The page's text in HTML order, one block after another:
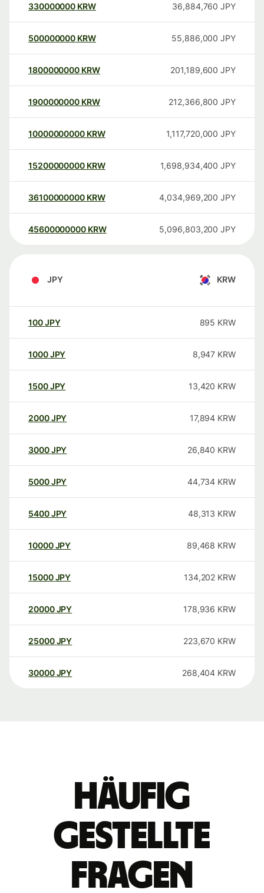
330000000 KRW 36,884,760 JPY
500000000 KRW 55,886,000 JPY
1800000000 KRW 201,189,600 JPY
1900000000 KRW 212,366,800 JPY
10000000000 KRW 1,117,720,000 JPY
15200000000 KRW 1,698,934,400 JPY
36100000000 KRW 4,034,969,200 JPY
45600000000 KRW 5,096,803,200 JPY
JPY KRW
100JPY 895 KRW
1000JPY 8,947 KRW
1500JPY 13,420 KRW
2000JPY 17,894 KRW
3000JPY 26,840 KRW
5000JPY 44,734 KRW
5400JPY 48,313 KRW
10000 JPY 89,468 KRW
15000 JPY 134,202 KRW
20000 JPY 178,936 KRW
25000 JPY 223,670 KRW
30000 JPY 268,404 KRW
Häufig
gestellte
Fragen